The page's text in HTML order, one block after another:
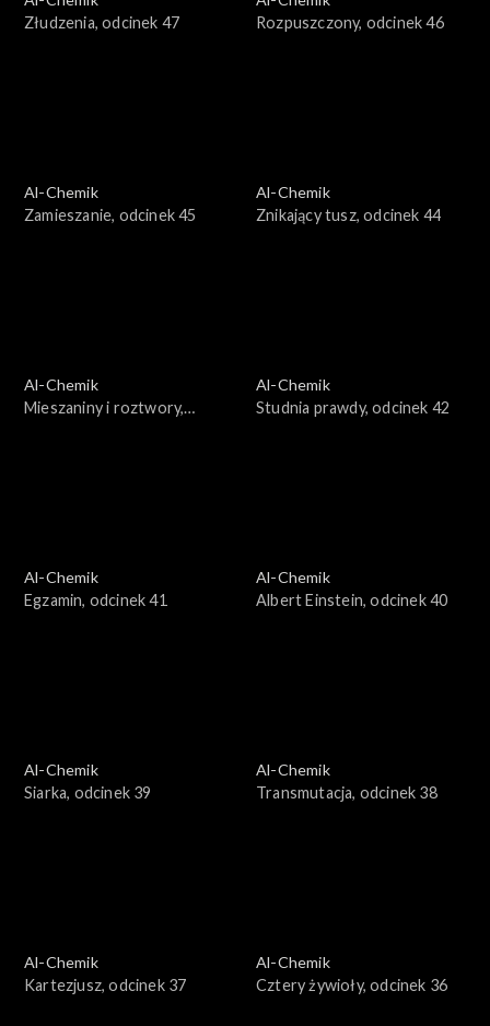
Złudzenia, odcinek 47
Rozpuszczony, odcinek 46
Al-Chemik
Zamieszanie, odcinek 45
Al-Chemik
Znikający tusz, odcinek 44
Al-Chemik
Mieszaniny i roztwory,
Al-Chemik
Studnia prawdy, odcinek 42
Al-Chemik
Egzamin, odcinek 41
Al-Chemik
Albert Einstein, odcinek 40
Al-Chemik
Siarka, odcinek 39
Al-Chemik
Transmutacja, odcinek 38
Al-Chemik
Kartezjusz, odcinek 37
Al-Chemik
Cztery żywioły, odcinek 36